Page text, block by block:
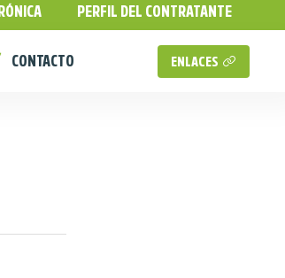
PERFIL DEL CONTRATANTE
CONTACTO ENLACES